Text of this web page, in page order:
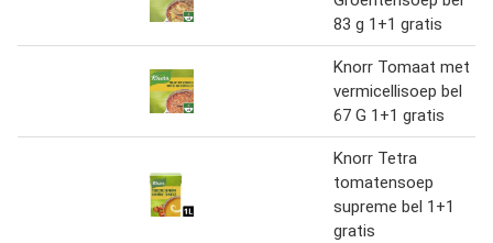
83 g 1+1 gratis
Knorr Tomaat met
vermicellisoep bel
67 G 1+1 gratis
Knorr Tetra
tomatensoep
supreme bel 1+1
gratis